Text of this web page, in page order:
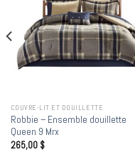
COUVRE-LIT ET DOUILLETTE
Robbie – Ensemble douillette
Queen 9 Mrx
265,00 $